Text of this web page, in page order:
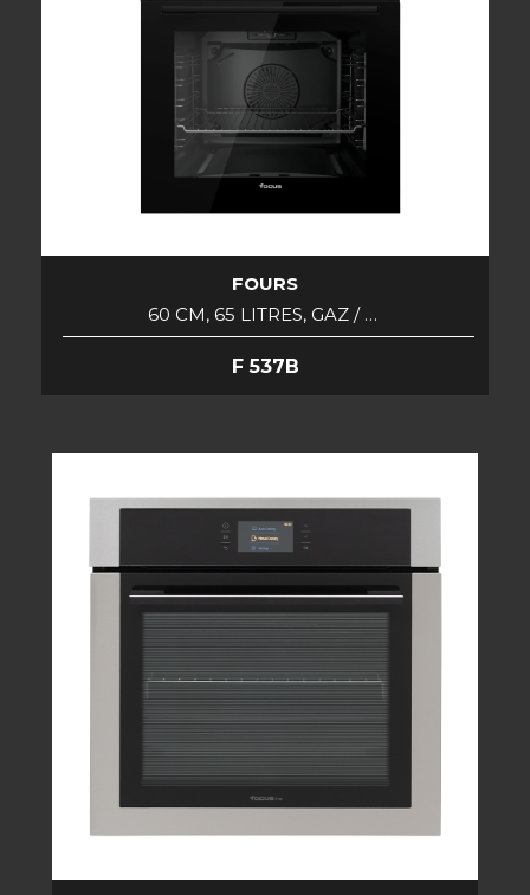
FOURS
60 CM, 65 LITRES, GAZ / …
F 537B